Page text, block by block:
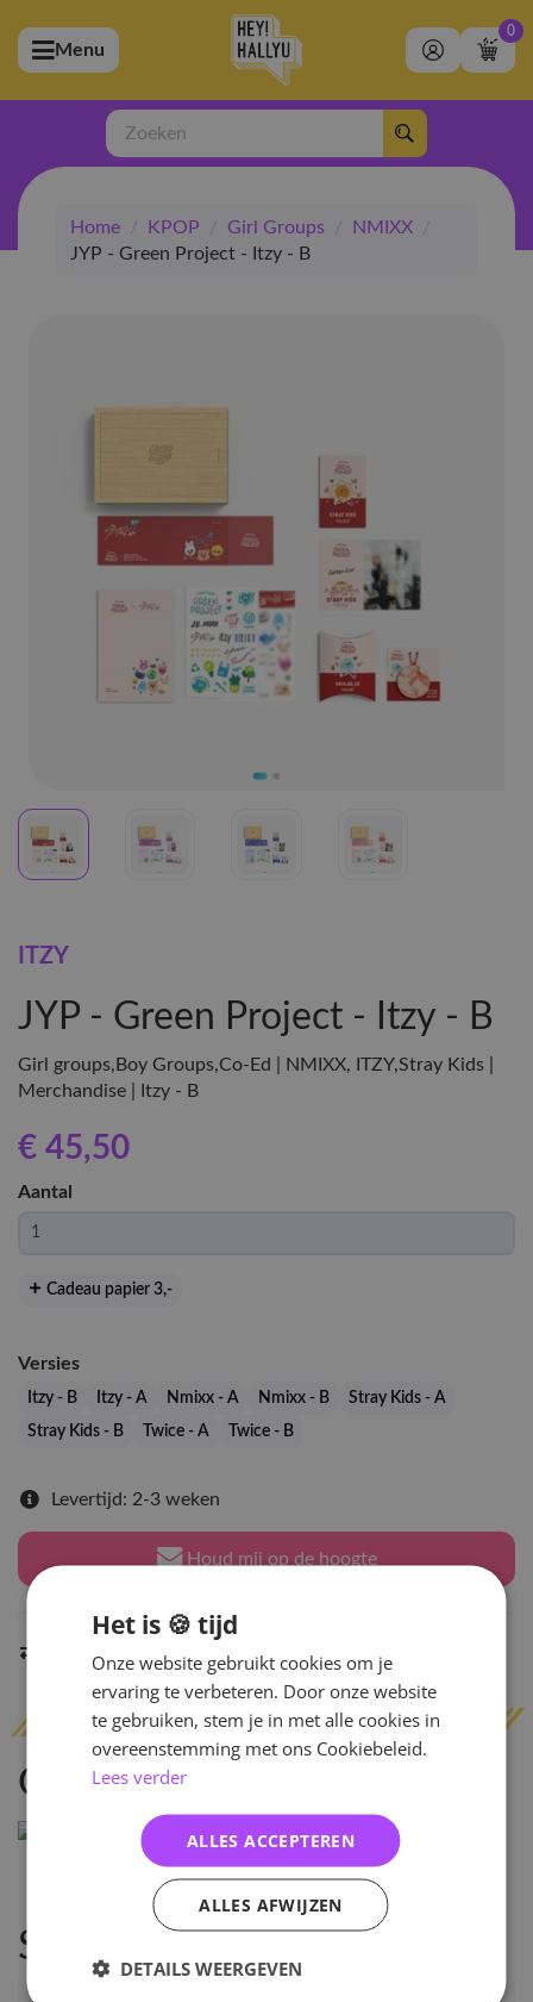
(Artiesten)
(Merchandise)
(Exclusive)
(Winkel)
Menu
0
Zoeken
Home / KPOP / Girl Groups / NMIXX
/
JYP - Green Project - Itzy - B
ITZY
JYP - Green Project - Itzy - B
Girl groups,Boy Groups,Co-Ed | NMIXX, ITZY,Stray Kids |
Merchandise | Itzy - B
€ 45,50
Aantal
Cadeau papier 3,-
Versies
Itzy - B Itzy - A Nmixx - A Nmixx - B
Stray Kids - A
Stray Kids - B
Twice - A Twice - B
Levertijd: 2-3 weken
Houd mij op de hoogte
Indien op voorraad binnen 2 werkdagen
Omschrijving
Specificaties
Het is 🍪 tijd
Onze website gebruikt cookies om je
ervaring te verbeteren. Door onze website
te gebruiken, stem je in met alle cookies in
overeenstemming met ons Cookiebeleid.
Lees verder
ALLES ACCEPTEREN
ALLES AFWIJZEN
DETAILS WEERGEVEN